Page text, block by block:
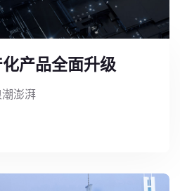
产品全面升级
澎湃